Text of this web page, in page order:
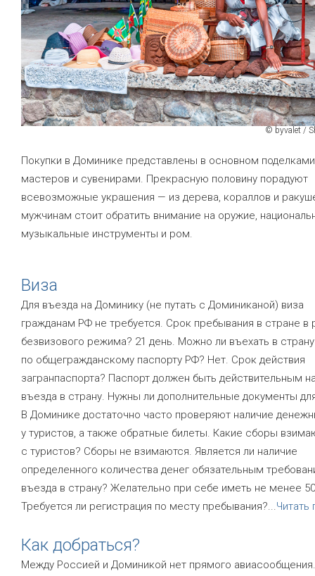
© byvalet /
Покупки в Доминике представлены в основном
мастеров и сувенирами. Прекрасную половину порадуют
всевозможные украшения — из дерева, кораллов и
мужчинам стоит обратить внимание на оружие,
музыкальные инструменты и ром.
Виза
Для въезда на Доминику (не путать с Доминиканой) виза
гражданам РФ не требуется. Срок пребывания в стране в
безвизового режима? 21 день. Можно ли въехать в страну
по общегражданскому паспорту РФ? Нет. Срок действия
загранпаспорта? Паспорт должен быть действительным
въезда в страну. Нужны ли дополнительные документы
В Доминике достаточно часто проверяют наличие
у туристов, а также обратные билеты. Какие сборы
с туристов? Сборы не взимаются. Является ли наличие
определенного количества денег обязательным
въезда в страну? Желательно при себе иметь не менее
Требуется ли регистрация по месту пребывания?...Читать
Как добраться?
Между Россией и Доминикой нет прямого авиасообщения.